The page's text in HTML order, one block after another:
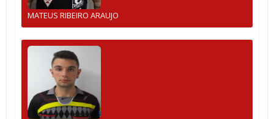
MATEUS RIBEIRO ARAUJO